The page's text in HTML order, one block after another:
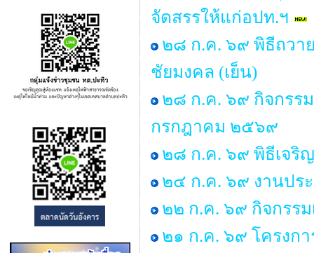
จัดสรรให้แก่อปท.ฯ
๒๘ ก.ค. ๖๙ พิธีถวา
ชัยมงคล (เย็น)
๒๘ ก.ค. ๖๙ กิจกรร
กรกฎาคม ๒๕๖๙
๒๘ ก.ค. ๖๙ พิธีเจริ
๒๔ ก.ค. ๖๙ งานปร
๒๒ ก.ค. ๖๙ กิจกรร
๒๑ ก.ค. ๖๙ โครงก